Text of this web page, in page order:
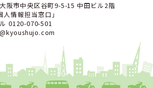
阪市中央区谷町9-5-15 中田ビル2階
人情報担当窓口｣
0120-070-501